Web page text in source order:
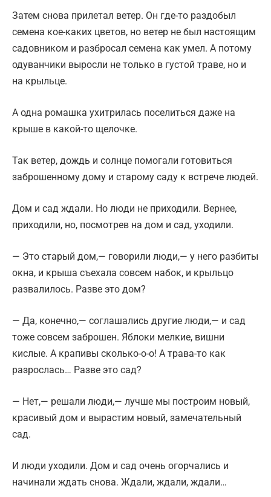
Затем снова прилетал ветер. Он где-то раздобыл
семена кое-каких цветов, но ветер не был настоящим
садовником и разбросал семена как умел. А потому
одуванчики выросли не только в густой траве, но и
на крыльце.
А одна ромашка ухитрилась поселиться даже на
крыше в какой-то щелочке.
Так ветер, дождь и солнце помогали готовиться
заброшенному дому и старому саду к встрече людей.
Дом и сад ждали. Но люди не приходили. Вернее,
приходили, но, посмотрев на дом и сад, уходили.
— Это старый дом,— говорили люди,— у него разбиты
окна, и крыша съехала совсем набок, и крыльцо
развалилось. Разве это дом?
— Да, конечно,— соглашались другие люди,— и сад
тоже совсем заброшен. Яблоки мелкие, вишни
кислые. А крапивы сколько-о-о! А трава-то как
разрослась… Разве это сад?
— Нет,— решали люди,— лучше мы построим новый,
красивый дом и вырастим новый, замечательный
сад.
И люди уходили. Дом и сад очень огорчались и
начинали ждать снова. Ждали, ждали, ждали…